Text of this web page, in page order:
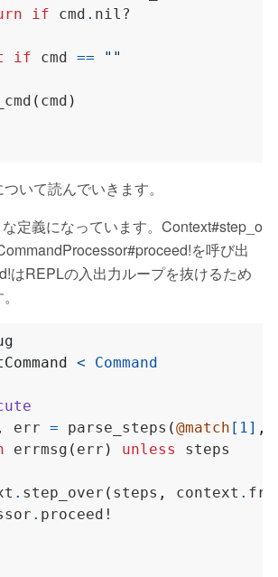
if cmd .
if cmd == ""
( cmd )
いて読んでいきます。
定義になっています。Context#step_o
を呼び出
はREPLの入出力ループを抜けるため
<
Command
, err = parse_steps (@match [ 1 ] ,
errmsg ( err ) unless
. step_over ( steps , context .
.